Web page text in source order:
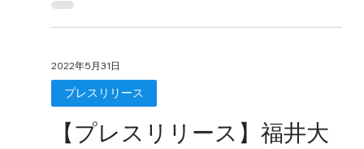
下「NTTデータ」）、ゼネラ株式会社（東京都中
央区、代表取締役：藤田正則、以下「ゼネラ」）
2022年5月31日
プレスリリース
【プレスリリース】福井大